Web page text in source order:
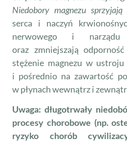
Niedobory magnezu sprzyjają
serca i naczyń
nerwowego i narządu
oraz zmniejszają
stężenie magnezu w ustroju
i pośrednio na zawartość
w płynach wewnątrz i
Uwaga: długotrwały
procesy chorobowe (np.
ryzyko chorób